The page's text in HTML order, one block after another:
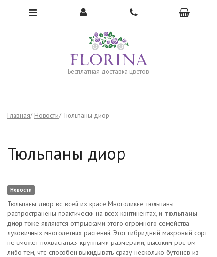
Бесплатная доставка цветов
Чтобы открыть меню, нажмите сюда →
Главная Новости Тюльпаны диор
Тюльпаны диор
Новости
Тюльпаны диор во всей их красе Многоликие тюльпаны
распространены практически на всех континентах, и тюльпаны
диор тоже являются отпрысками этого огромного семейства
луковичных многолетних растений. Этот гибридный махровый сорт
не сможет похвастаться крупными размерами, высоким ростом
либо тем, что способен выкидывать сразу несколько бутонов из